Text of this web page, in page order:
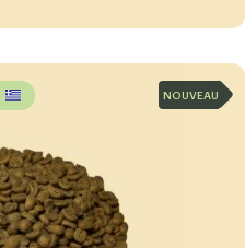
NOUVEAU